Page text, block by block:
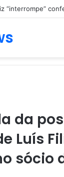
“interrompe”
da
Luís
sócio